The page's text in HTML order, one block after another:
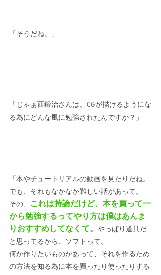
「そうだね。」
「じゃぁ西鍛治さんは、CGが描けるようにな
る為にどんな風に勉強されたんですか？」
「本やチュートリアルの動画を見たりだね。
でも、それもなかなか難しい話があって。
その、
これは持論だけど、本を買って一
から勉強するってやり方は僕はあんま
りおすすめしてなくて。 やっぱり道具だ
と思ってるから、ソフトって。
何か作りたいものがあって、それを作るため
の方法を知る為に本を買ったり使ったりする